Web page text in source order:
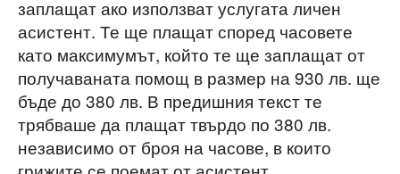
заплащат ако използват услугата личен
асистент. Те ще плащат според часовете
като максимумът, който те ще заплащат от
получаваната помощ в размер на 930 лв. ще
бъде до 380 лв. В предишния текст те
трябваше да плащат твърдо по 380 лв.
независимо от броя на часове, в които